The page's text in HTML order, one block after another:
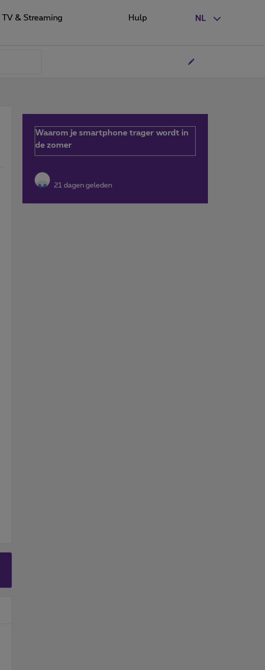
NL
TV & Streaming Hulp
Waarom je smartphone trager wordt in
de zomer
21 dagen geleden